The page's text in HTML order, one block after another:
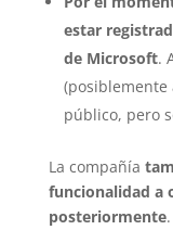
estar
de Microsoft.
(posiblemente
público, pero
La compañía
funcionalidad a
posteriormente